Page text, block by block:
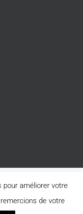
TrekCom| Tous
améliorer votre
de votre